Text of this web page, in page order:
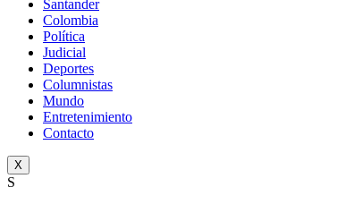
Santander
Colombia
Política
Judicial
Deportes
Columnistas
Mundo
Entretenimiento
Contacto
X
S